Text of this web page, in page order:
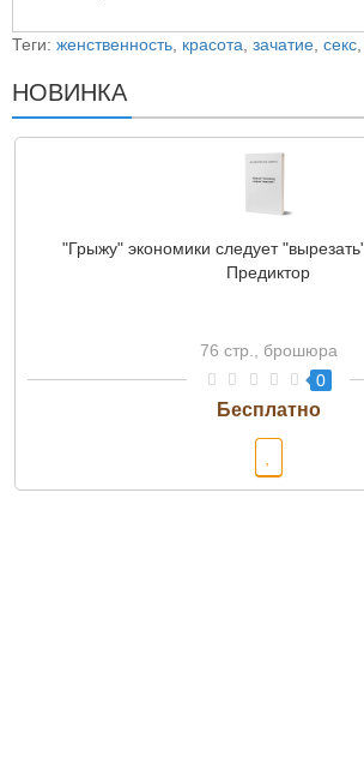
Теги: женственность красота зачатие секс
НОВИНКА
"Грыжу" экономики следует
Предиктор
76 стр., брошюра
0